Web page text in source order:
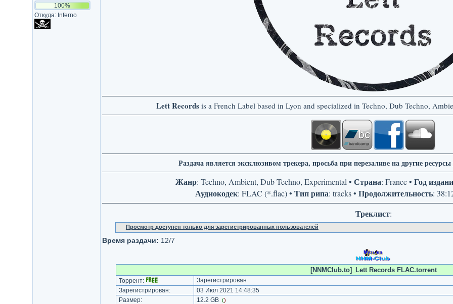
100%
Откуда: Inferno
Lett Records is a French Label based in Lyon and specialized in Techno, Dub Techno,
Раздача является эксклюзивом трекера, просьба при перезаливе на другие
Жанр: Techno, Ambient, Dub Techno, Experimental • Страна: France • Год
Аудиокодек: FLAC (*.flac) • Тип рипа: tracks • Продолжительность:
Треклист:
Просмотр доступен только для зарегистрированных пользователей
Время раздачи: 12/7
[NNMClub.to]_Lett Records FLAC.torrent
Торрент:
Зарегистрирован
Зарегистрирован:
03 Июл 2021 14:48:35
Размер:
12.2 GB ()